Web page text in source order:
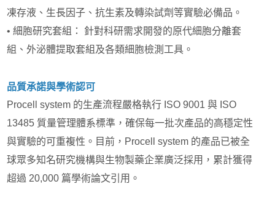
凍存液、生長因子、抗生素及轉染試劑等實驗必備品。
• 細胞研究套組： 針對科研需求開發的原代細胞分離套
組、外泌體提取套組及各類細胞檢測工具。
品質承諾與學術認可
Procell system 的生產流程嚴格執行 ISO 9001 與 ISO
13485 質量管理體系標準，確保每一批次產品的高穩定性
與實驗的可重複性。目前，Procell system 的產品已被全
球眾多知名研究機構與生物製藥企業廣泛採用，累計獲得
超過 20,000 篇學術論文引用。